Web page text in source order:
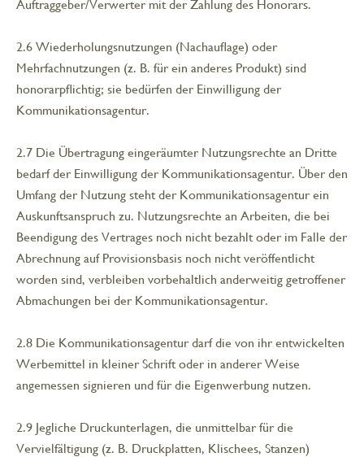
Auftraggeber/Verwerter mit der Zahlung des Honorars.
2.6 Wiederholungsnutzungen (Nachauflage) oder
Mehrfachnutzungen (z. B. für ein anderes Produkt) sind
honorarpflichtig; sie bedürfen der Einwilligung der
Kommunikationsagentur.
2.7 Die Übertragung eingeräumter Nutzungsrechte an Dritte
bedarf der Einwilligung der Kommunikationsagentur. Über den
Umfang der Nutzung steht der Kommunikationsagentur ein
Auskunftsanspruch zu. Nutzungsrechte an Arbeiten, die bei
Beendigung des Vertrages noch nicht bezahlt oder im Falle der
Abrechnung auf Provisionsbasis noch nicht veröffentlicht
worden sind, verbleiben vorbehaltlich anderweitig getroffener
Abmachungen bei der Kommunikationsagentur.
2.8 Die Kommunikationsagentur darf die von ihr entwickelten
Werbemittel in kleiner Schrift oder in anderer Weise
angemessen signieren und für die Eigenwerbung nutzen.
2.9 Jegliche Druckunterlagen, die unmittelbar für die
Vervielfältigung (z. B. Druckplatten, Klischees, Stanzen)